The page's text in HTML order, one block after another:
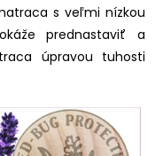
s veľmi nízkou
prednastaviť a
úpravou tuhosti